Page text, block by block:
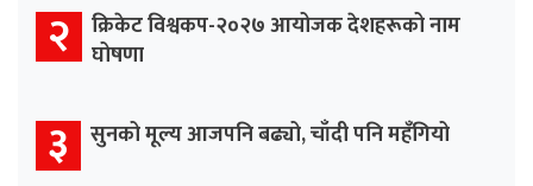
२ क्रिकेट विश्वकप-२०२७ आयोजक देशहरूको नाम
घोषणा
३ सुनको मूल्य आजपनि बढ्यो, चाँदी पनि महँगियो